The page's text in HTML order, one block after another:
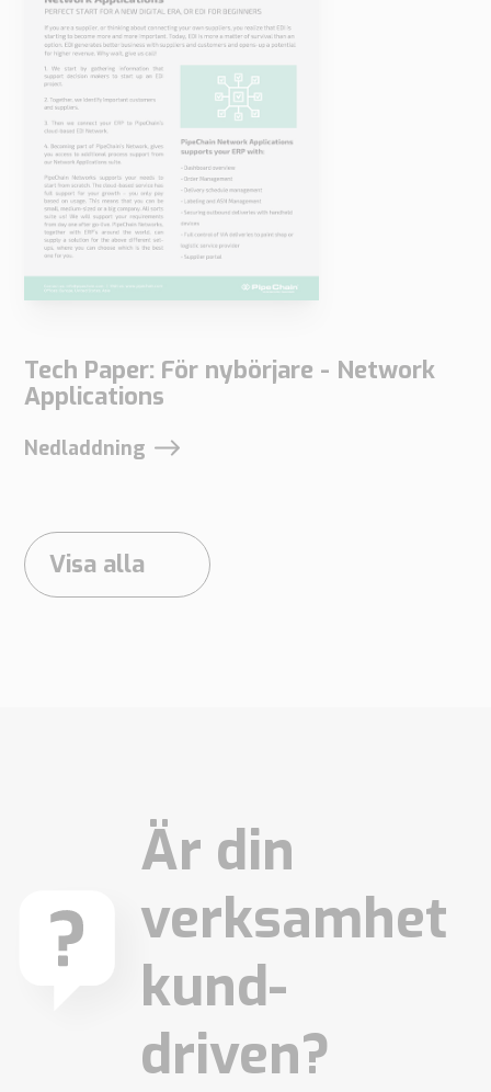
Tech Paper: För nybörjare - Network
Applications
Nedladdning
Visa alla
Är din
verksamhet
kund-
driven?